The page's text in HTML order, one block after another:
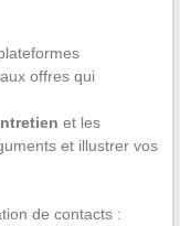
offres qui
et les
et illustrer vos
de contacts :